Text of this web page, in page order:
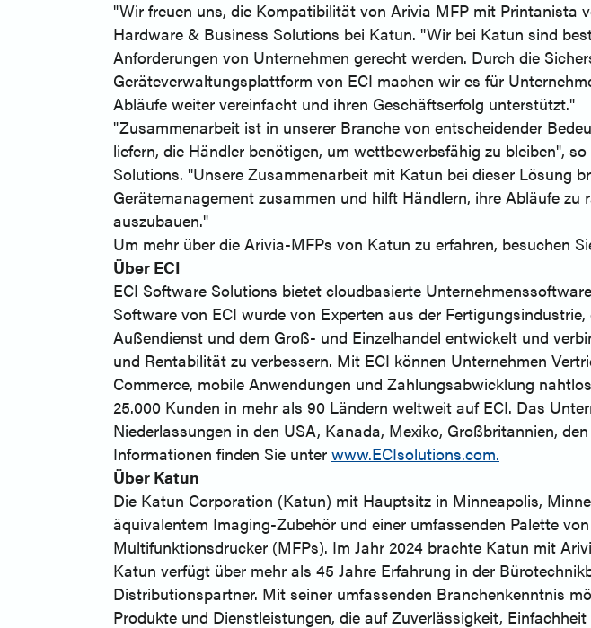
"Wir freuen uns, die Kompatibilität von Arivia MFP mit Printanista
Hardware & Business Solutions bei Katun. "Wir bei Katun sind
Anforderungen von Unternehmen gerecht werden. Durch die
Geräteverwaltungsplattform von ECI machen wir es für
Abläufe weiter vereinfacht und ihren Geschäftserfolg unterstützt."
"Zusammenarbeit ist in unserer Branche von entscheidender
liefern, die Händler benötigen, um wettbewerbsfähig zu bleiben",
Solutions. "Unsere Zusammenarbeit mit Katun bei dieser Lösung
Gerätemanagement zusammen und hilft Händlern, ihre Abläufe
auszubauen."
Um mehr über die Arivia-MFPs von Katun zu erfahren, besuchen
Über ECI
ECI Software Solutions bietet cloudbasierte
Software von ECI wurde von Experten aus der
Außendienst und dem Groß- und Einzelhandel entwickelt und
und Rentabilität zu verbessern. Mit ECI können Unternehmen
Commerce, mobile Anwendungen und Zahlungsabwicklung
25.000 Kunden in mehr als 90 Ländern weltweit auf ECI. Das
Niederlassungen in den USA, Kanada, Mexiko, Großbritannien,
Informationen finden Sie unter www.ECIsolutions.com.
Über Katun
Die Katun Corporation (Katun) mit Hauptsitz in Minneapolis,
äquivalentem Imaging-Zubehör und einer umfassenden Palette
Multifunktionsdrucker (MFPs). Im Jahr 2024 brachte Katun mit
Katun verfügt über mehr als 45 Jahre Erfahrung in der
Distributionspartner. Mit seiner umfassenden Branchenkenntnis
Produkte und Dienstleistungen, die auf Zuverlässigkeit,